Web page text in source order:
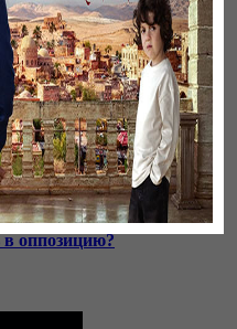
школьницы |
в оппозицию?